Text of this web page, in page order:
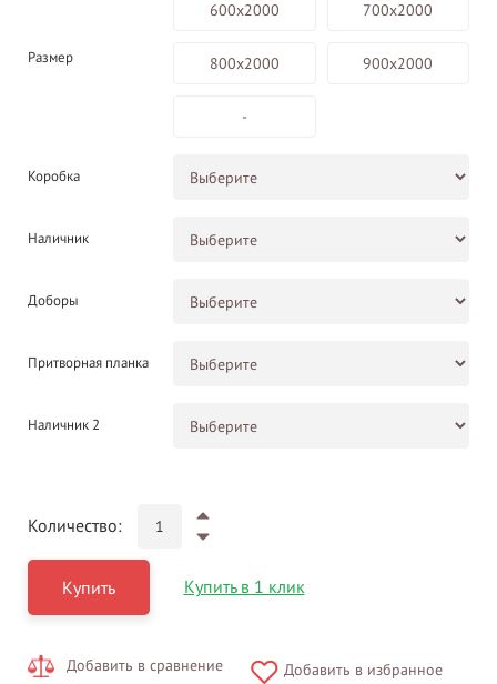
Размер
600х2000 700х2000
800х2000 900х2000
-
Коробка
Наличник
Доборы
Притворная планка
Наличник 2
Количество:
Купить Купить в 1 клик
Добавить в сравнение Добавить в избранное